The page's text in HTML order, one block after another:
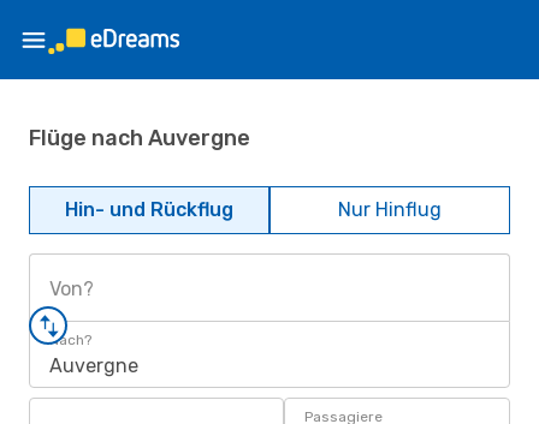
Flüge nach Auvergne
Hin- und Rückflug Nur Hinflug
Von?
Nach?
Auvergne
Passagiere